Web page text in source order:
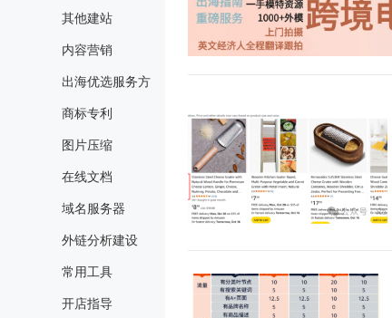
其他建站
内容营销
出海优选服务方
商标专利
图片压缩
在线文档
域名服务器
外链分析建设
常用工具
开店指导